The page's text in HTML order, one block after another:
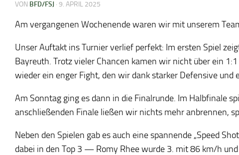
VON BFD/FSJ · 9. APRIL 2025
Am vergangenen Wochenende waren wir mit unserem
Unser Auftakt ins Turnier verlief perfekt: Im ersten Spiel
Bayreuth. Trotz vieler Chancen kamen wir nicht über ein
wieder ein enger Fight, den wir dank starker Defensive
Am Sonntag ging es dann in die Finalrunde. Im Halbfinale
anschließenden Finale ließen wir nichts mehr anbrennen,
Neben den Spielen gab es auch eine spannende „Speed
dabei in den Top 3 — Romy Rhee wurde 3. mit 86 km/h